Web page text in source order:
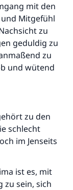
mit den
Mitgefühl
zu
geduldig zu
zu
und wütend
zu den
schlecht
im Jenseits
ist es, mit
sein, sich